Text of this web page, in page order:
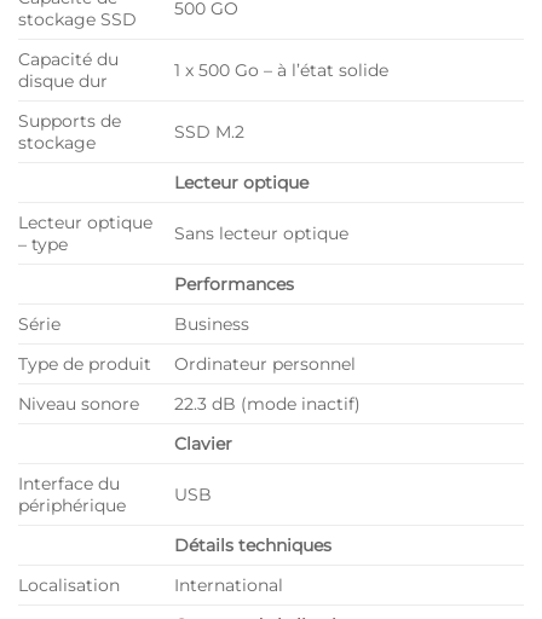
stockage SSD
500 GO
Capacité du
disque dur
1 x 500 Go – à l’état solide
Supports de
stockage
SSD M.2
Lecteur optique
Lecteur optique
– type
Sans lecteur optique
Performances
Série
Business
Type de produit
Ordinateur personnel
Niveau sonore
22.3 dB (mode inactif)
Clavier
Interface du
périphérique
USB
Détails techniques
Localisation
International